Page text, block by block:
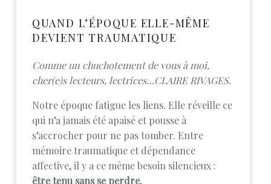
QUAND L’ÉPOQUE ELLE-MÊME
DEVIENT TRAUMATIQUE
Comme un chuchotement de vous à moi,
cher(e)s lecteurs, lectrices…CLAIRE RIVAGES.
Notre époque fatigue les liens. Elle réveille ce
qui n’a jamais été apaisé et pousse à
s’accrocher pour ne pas tomber. Entre
mémoire traumatique et dépendance
affective, il y a ce même besoin silencieux :
être tenu sans se perdre.